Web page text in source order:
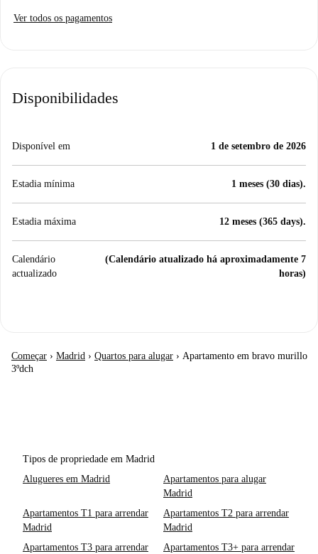
Ver todos os pagamentos
Disponibilidades
Disponível em 1 de setembro de 2026
Estadia mínima 1 meses (30 dias).
Estadia máxima 12 meses (365 days).
Calendário
actualizado
(Calendário atualizado há aproximadamente 7
horas)
Começar › Madrid › Quartos para alugar › Apartamento em bravo murillo
3ºdch
Tipos de propriedade em Madrid
Alugueres em Madrid
Apartamentos para alugar
Madrid
Apartamentos T1 para arrendar
Madrid
Apartamentos T2 para arrendar
Madrid
Apartamentos T3 para arrendar
Apartamentos T3+ para arrendar